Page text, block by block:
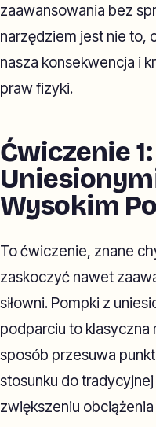
zaawansowania bez
narzędziem jest nie to,
nasza konsekwencja i
praw fizyki.
Ćwiczenie
Wysokim
To ćwiczenie, znane
zaskoczyć nawet
siłowni. Pompki z
podparciu to
sposób przesuwa
stosunku do
zwiększeniu